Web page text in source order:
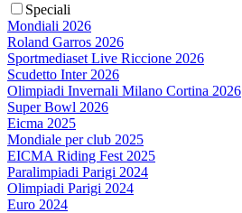
Speciali
Mondiali 2026
Roland Garros 2026
Sportmediaset Live Riccione 2026
Scudetto Inter 2026
Olimpiadi Invernali Milano Cortina 2026
Super Bowl 2026
Eicma 2025
Mondiale per club 2025
EICMA Riding Fest 2025
Paralimpiadi Parigi 2024
Olimpiadi Parigi 2024
Euro 2024